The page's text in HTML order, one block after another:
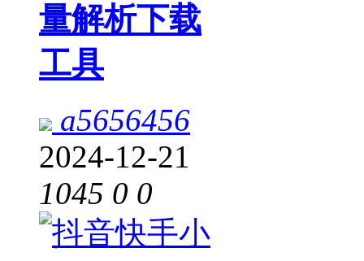
量解析下载
工具
a5656456
2024-12-21
1045 0 0